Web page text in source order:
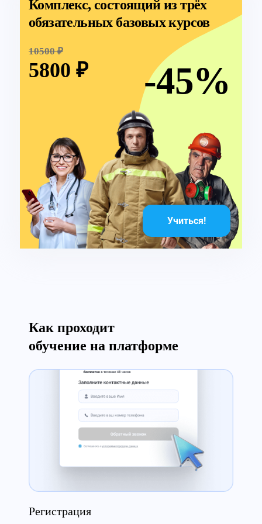
Комплекс, состоящий из трёх
обязательных базовых курсов
Учиться!
10500 ₽
5800 ₽ -45%
Как проходит
обучение на платформе
Сертификат
Регистрация
Теория
Аттестация
Сертификат
Регистрация